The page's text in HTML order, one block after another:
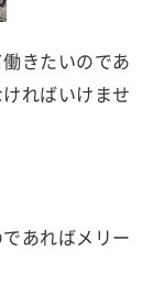
きたいのであ
ればいけませ
あればメリー